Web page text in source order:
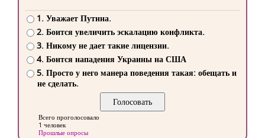
1. Уважает Путина.
2. Боится увеличить эскалацию конфликта.
3. Никому не дает такие лицензии.
4. Боится нападения Украины на США
5. Просто у него манера поведения такая: обещать и
не сделать.
Всего проголосовало
1 человек
Прошлые опросы